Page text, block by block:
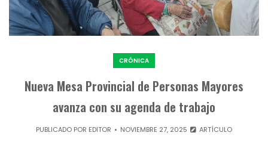
CRÓNICA
Nueva Mesa Provincial de Personas Mayores
avanza con su agenda de trabajo
PUBLICADO POR EDITOR NOVIEMBRE 27, 2025 ARTÍCULO